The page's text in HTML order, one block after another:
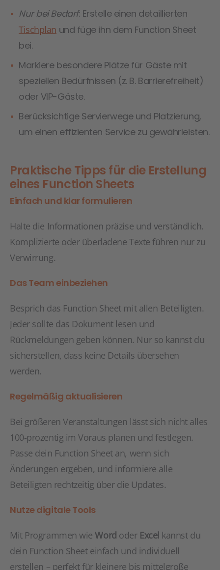
Nur bei Bedarf: Erstelle einen detaillierten
Tischplan und füge ihn dem Function Sheet
bei.
Markiere besondere Plätze für Gäste mit
speziellen Bedürfnissen (z. B. Barrierefreiheit)
oder VIP-Gäste.
Berücksichtige Servierwege und Platzierung,
um einen effizienten Service zu gewährleisten.
Praktische Tipps für die Erstellung
eines Function Sheets
Einfach und klar formulieren
Halte die Informationen präzise und verständlich.
Komplizierte oder überladene Texte führen nur zu
Verwirrung.
Das Team einbeziehen
Besprich das Function Sheet mit allen Beteiligten.
Jeder sollte das Dokument lesen und
Rückmeldungen geben können. Nur so kannst du
sicherstellen, dass keine Details übersehen
werden.
Regelmäßig aktualisieren
Bei größeren Veranstaltungen lässt sich nicht alles
100-prozentig im Voraus planen und festlegen.
Passe dein Function Sheet an, wenn sich
Änderungen ergeben, und informiere alle
Beteiligten rechtzeitig über die Updates.
Nutze digitale Tools
Mit Programmen wieWord oder Excel kannst du
dein Function Sheet einfach und individuell
erstellen – perfekt für kleinere bis mittelgroße